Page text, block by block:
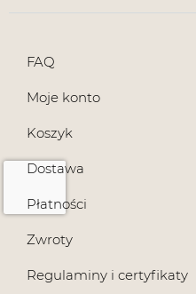
FAQ
Moje konto
Koszyk
Dostawa
Płatności
Zwroty
Regulaminy i certyfikaty